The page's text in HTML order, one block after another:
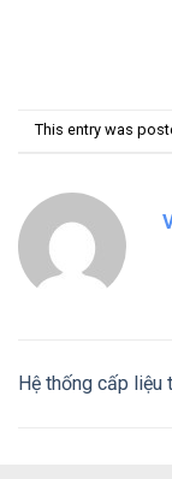
This entry was
Hệ thống cấp liệu